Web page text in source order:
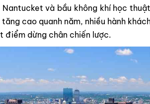
và bầu không khí học
cao quanh năm, nhiều hành
điểm dừng chân chiến lược.